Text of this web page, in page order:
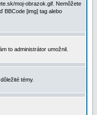
moj-obrazok.gif. Nemôžete
BBCode [img] tag alebo
to administrátor umožnil.
témy.